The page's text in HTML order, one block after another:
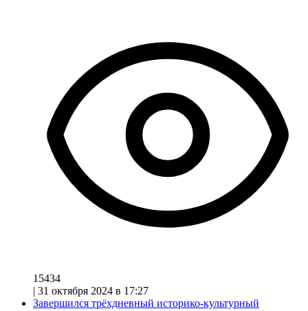
15434
| 31 октября 2024 в 17:27
Завершился трёхдневный историко-культурный